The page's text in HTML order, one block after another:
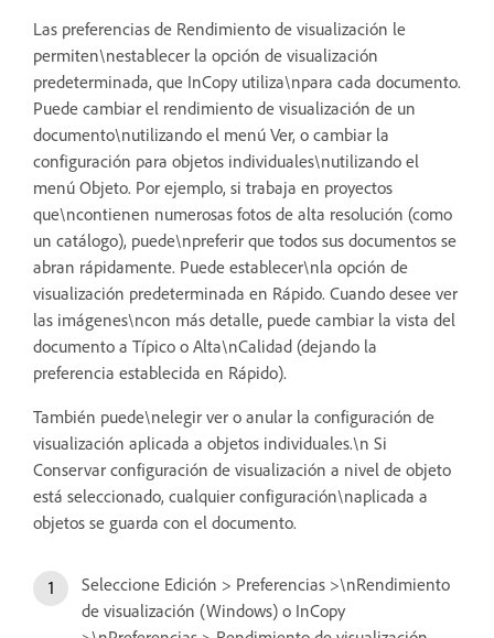
Las preferencias de Rendimiento de visualización le
permiten\nestablecer la opción de visualización
predeterminada, que InCopy utiliza\npara cada documento.
Puede cambiar el rendimiento de visualización de un
documento\nutilizando el menú Ver, o cambiar la
configuración para objetos individuales\nutilizando el
menú Objeto. Por ejemplo, si trabaja en proyectos
que\ncontienen numerosas fotos de alta resolución (como
un catálogo), puede\npreferir que todos sus documentos se
abran rápidamente. Puede establecer\nla opción de
visualización predeterminada en Rápido. Cuando desee ver
las imágenes\ncon más detalle, puede cambiar la vista del
documento a Típico o Alta\nCalidad (dejando la
preferencia establecida en Rápido).
También puede\nelegir ver o anular la configuración de
visualización aplicada a objetos individuales.\n Si
Conservar configuración de visualización a nivel de objeto
está seleccionado, cualquier configuración\naplicada a
objetos se guarda con el documento.
Seleccione Edición > Preferencias >\nRendimiento
de visualización (Windows) o InCopy